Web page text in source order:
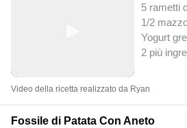
5 rametti
1/2
Yogurt
2 più
Video della ricetta realizzato da Ryan
Fossile di Patata Con Aneto